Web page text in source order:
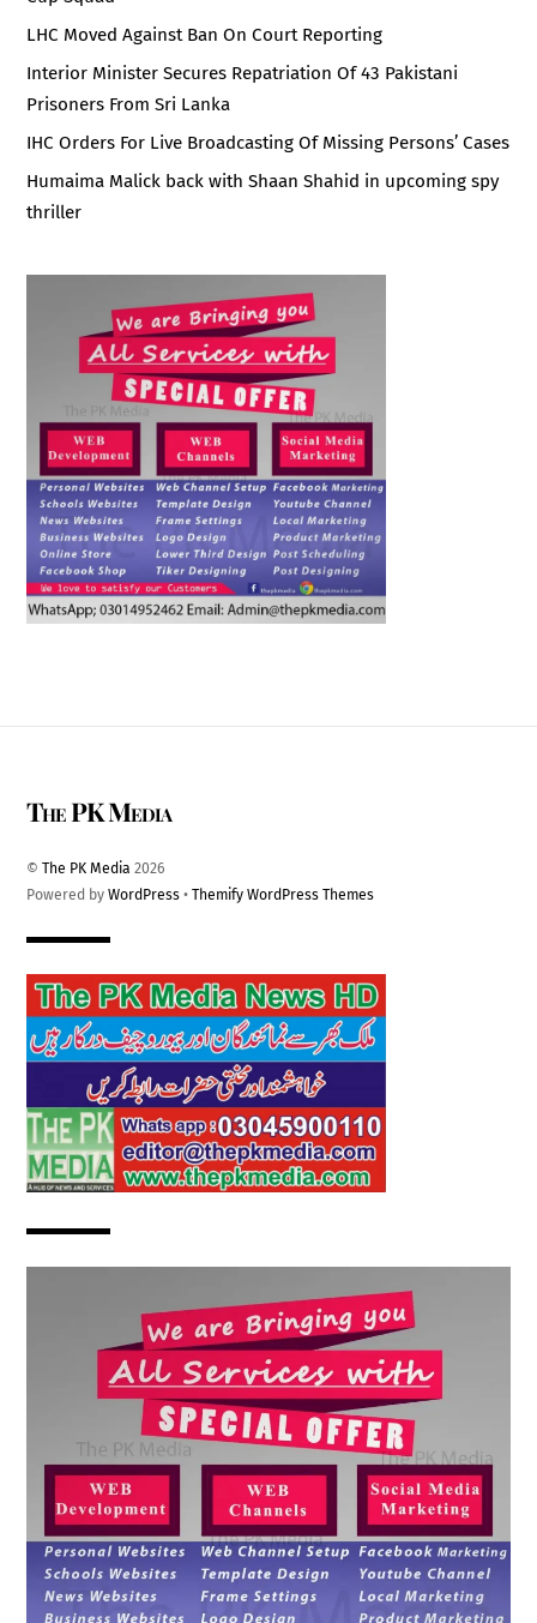
LHC Moved Against Ban On Court Reporting
Interior Minister Secures Repatriation Of 43 Pakistani
Prisoners From Sri Lanka
IHC Orders For Live Broadcasting Of Missing Persons’ Cases
Humaima Malick back with Shaan Shahid in upcoming spy
thriller
The PK Media
©The PK Media 2026
Powered byWordPress •Themify WordPress Themes